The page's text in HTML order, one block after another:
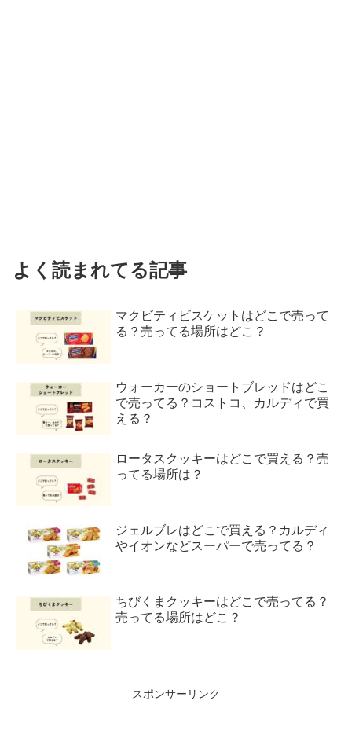
よく読まれてる記事
マクビティビスケットはどこで売って
る？売ってる場所はどこ？
ウォーカーのショートブレッドはどこ
で売ってる？コストコ、カルディで買
える？
ロータスクッキーはどこで買える？売
ってる場所は？
ジェルブレはどこで買える？カルディ
やイオンなどスーパーで売ってる？
ちびくまクッキーはどこで売ってる？
売ってる場所はどこ？
スポンサーリンク